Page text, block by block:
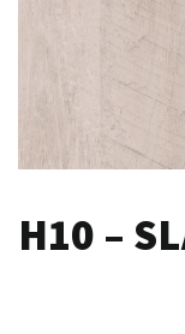
H10 –